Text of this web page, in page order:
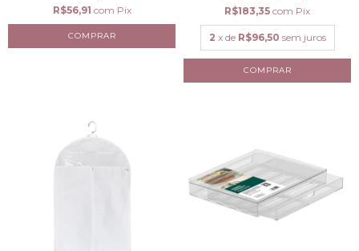
R$56,91 com Pix R$183,35 com Pix
2 x de R$96,50 sem juros